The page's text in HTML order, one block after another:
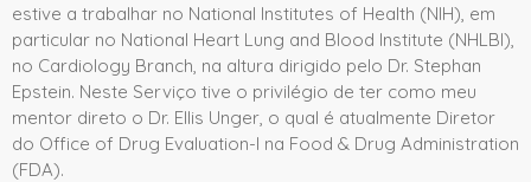
estive a trabalhar no National Institutes of Health (NIH), em
particular no National Heart Lung and Blood Institute (NHLBI),
no Cardiology Branch, na altura dirigido pelo Dr. Stephan
Epstein. Neste Serviço tive o privilégio de ter como meu
mentor direto o Dr. Ellis Unger, o qual é atualmente Diretor
do Office of Drug Evaluation-I na Food & Drug Administration
(FDA).